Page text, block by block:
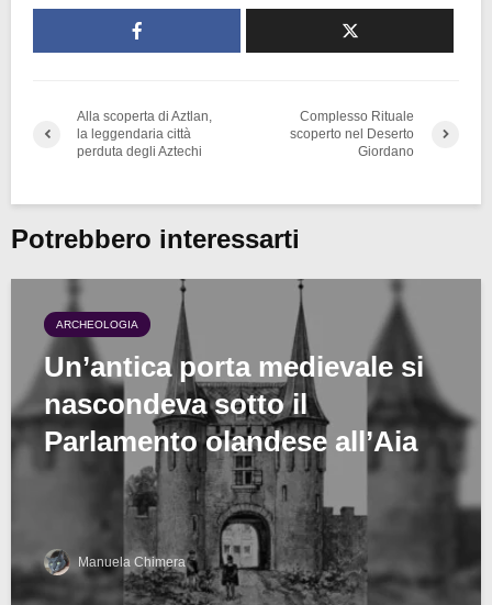
Alla scoperta di Aztlan,
la leggendaria città
perduta degli Aztechi
Complesso Rituale
scoperto nel Deserto
Giordano
Potrebbero interessarti
ARCHEOLOGIA
Un’antica porta medievale si
nascondeva sotto il
Parlamento olandese all’Aia
Manuela Chimera